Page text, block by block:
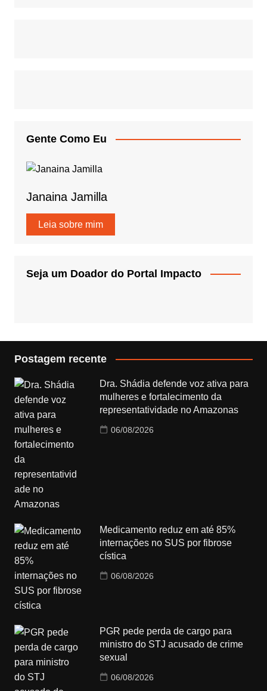
Gente Como Eu
Janaina Jamilla
Leia sobre mim
Seja um Doador do Portal Impacto
Postagem recente
Dra. Shádia defende voz ativa para
mulheres e fortalecimento da
representatividade no Amazonas
06/08/2026
Medicamento reduz em até 85%
internações no SUS por fibrose
cística
06/08/2026
PGR pede perda de cargo para
ministro do STJ acusado de crime
sexual
06/08/2026